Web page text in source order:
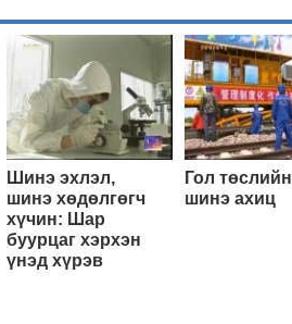
Шинэ эхлэл,
шинэ хөдөлгөгч
хүчин: Шар
буурцаг хэрхэн
үнэд хүрэв
Гол төслийн
шинэ ахиц